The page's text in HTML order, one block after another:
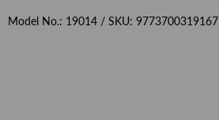
Model No.: 19014 / SKU: 9773700319167